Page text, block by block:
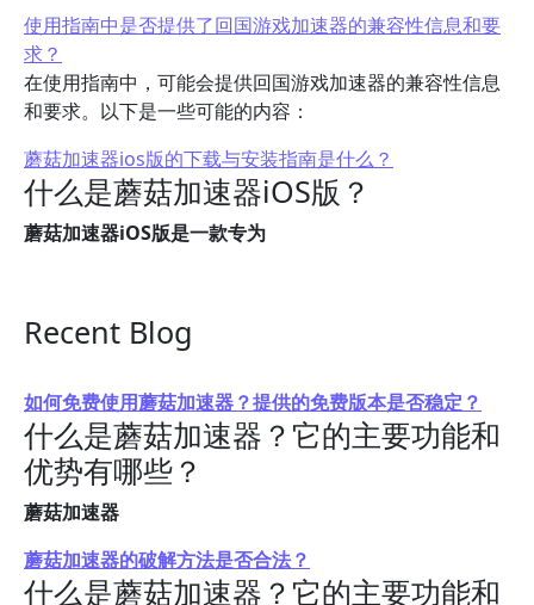
使用指南中是否提供了回国游戏加速器的兼容性信息和要
求？
在使用指南中，可能会提供回国游戏加速器的兼容性信息
和要求。以下是一些可能的内容：
蘑菇加速器ios版的下载与安装指南是什么？
什么是蘑菇加速器iOS版？
蘑菇加速器iOS版是一款专为
Recent Blog
如何免费使用蘑菇加速器？提供的免费版本是否稳定？
什么是蘑菇加速器？它的主要功能和
优势有哪些？
蘑菇加速器
蘑菇加速器的破解方法是否合法？
什么是蘑菇加速器？它的主要功能和